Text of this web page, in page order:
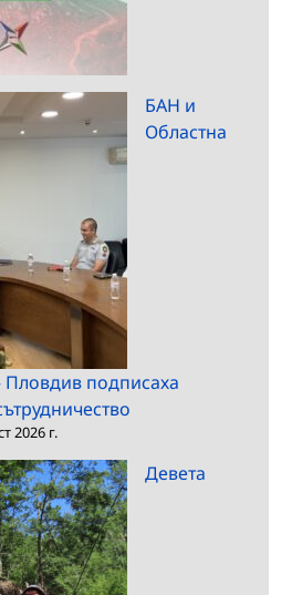
БАН и
Областна
подписаха
2026 г.
Девета